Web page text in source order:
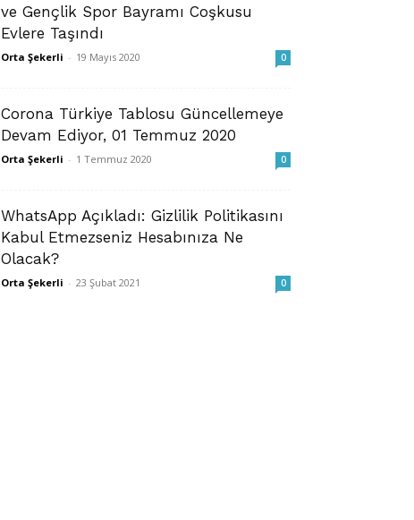
ve Gençlik Spor Bayramı Coşkusu
Evlere Taşındı
Orta Şekerli - 19 Mayıs 2020 0
Corona Türkiye Tablosu Güncellemeye
Devam Ediyor, 01 Temmuz 2020
Orta Şekerli - 1 Temmuz 2020 0
WhatsApp Açıkladı: Gizlilik Politikasını
Kabul Etmezseniz Hesabınıza Ne
Olacak?
Orta Şekerli - 23 Şubat 2021 0